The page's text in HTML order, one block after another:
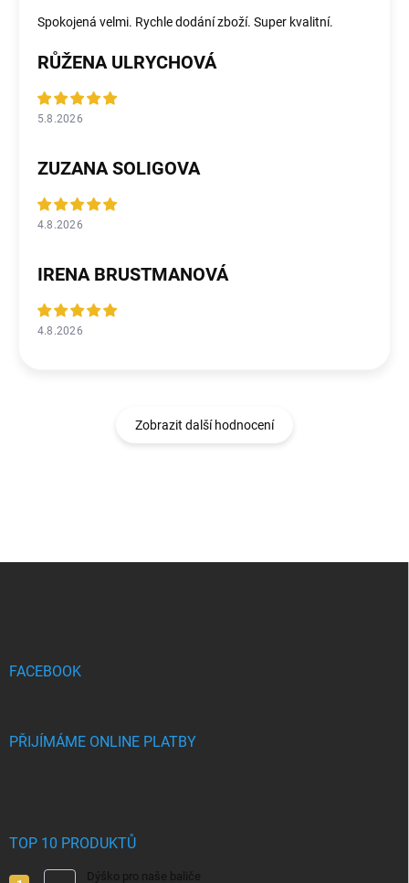
Spokojená velmi. Rychle dodání zboží. Super kvalitní.
RŮŽENA ULRYCHOVÁ
5.8.2026
ZUZANA SOLIGOVA
4.8.2026
IRENA BRUSTMANOVÁ
4.8.2026
Zobrazit další hodnocení
FACEBOOK
PŘIJÍMÁME ONLINE PLATBY
TOP 10 PRODUKTŮ
Dýško pro naše baliče